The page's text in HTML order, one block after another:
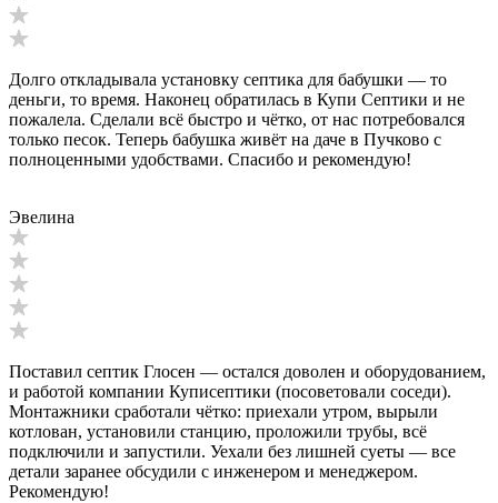
Долго откладывала установку септика для бабушки — то
деньги, то время. Наконец обратилась в Купи Септики и не
пожалела. Сделали всё быстро и чётко, от нас потребовался
только песок. Теперь бабушка живёт на даче в Пучково с
полноценными удобствами. Спасибо и рекомендую!
Эвелина
Поставил септик Глосен — остался доволен и оборудованием,
и работой компании Куписептики (посоветовали соседи).
Монтажники сработали чётко: приехали утром, вырыли
котлован, установили станцию, проложили трубы, всё
подключили и запустили. Уехали без лишней суеты — все
детали заранее обсудили с инженером и менеджером.
Рекомендую!